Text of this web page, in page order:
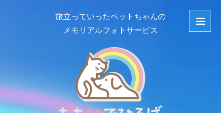
旅立っていったペットちゃんの
メモリアルフォトサービス